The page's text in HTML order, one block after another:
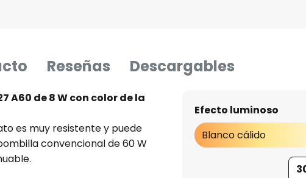
Reseñas Descargables
A60 de 8 W con color de la
es muy resistente y puede
convencional de 60 W
Efecto luminoso
Blanco cálido